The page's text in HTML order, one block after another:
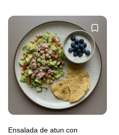
Ensalada de atun con